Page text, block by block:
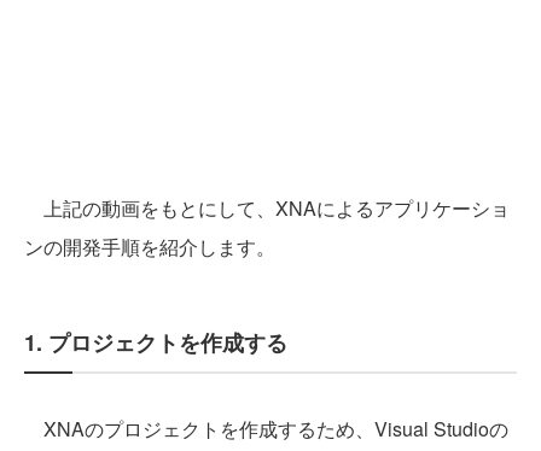
上記の動画をもとにして、XNAによるアプリケーショ
ンの開発手順を紹介します。
1. プロジェクトを作成する
XNAのプロジェクトを作成するため、Visual Studioの